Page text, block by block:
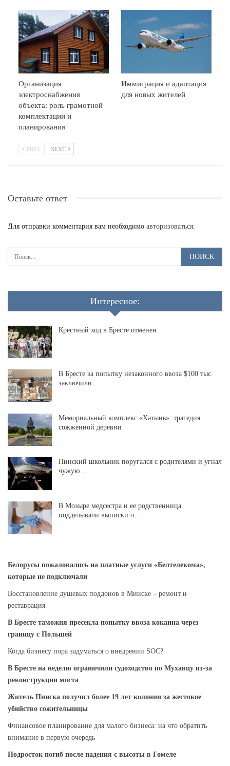
Организация
электроснабжения
объекта: роль грамотной
комплектации и
планирования
Иммиграция и адаптация
для новых жителей
PREV NEXT
Оставьте ответ
Для отправки комментария вам необходимо авторизоваться
Интересное:
Крестный ход в Бресте отменен
В Бресте за попытку незаконного ввоза $100 тыс.
заключили…
Мемориальный комплекс «Хатынь»: трагедия
сожженной деревни
Пинский школьник поругался с родителями и угнал
чужую…
В Мозыре медсестра и ее родственница
подделывали выписки о…
Белорусы пожаловались на платные услуги «Белтелекома»,
которые не подключали
Восстановление душевых поддонов в Минске – ремонт и
реставрация
В Бресте таможня пресекла попытку ввоза кокаина через
границу с Польшей
Когда бизнесу пора задуматься о внедрении SOC?
В Бресте на неделю ограничили судоходство по Мухавцу из-за
реконструкции моста
Житель Пинска получил более 19 лет колонии за жестокое
убийство сожительницы
Финансовое планирование для малого бизнеса: на что обратить
внимание в первую очередь
Подросток погиб после падения с высоты в Гомеле